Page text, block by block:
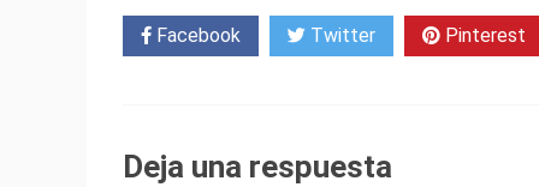
Facebook Twitter Pinterest
Deja una respuesta